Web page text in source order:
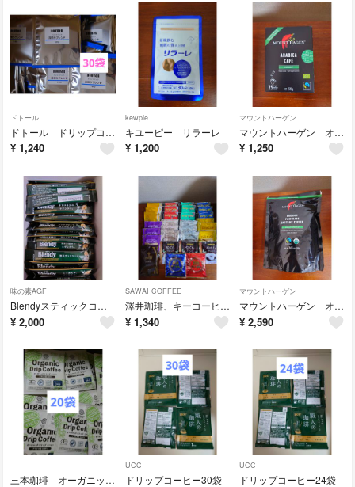
ドトール
ドトール ドリップコーヒー30袋
¥ 1,240
kewpie
キユーピー リラーレ
¥ 1,200
マウントハーゲン
マウントハーゲン オーガニック カフェインレスコーヒー
¥ 1,250
味の素AGF
Blendyスティックコーヒー 100本
¥ 2,000
SAWAI COFFEE
澤井珈琲、キーコーヒー ドリップコーヒー
¥ 1,340
マウントハーゲン
マウントハーゲン オーガニックカフェインレスコーヒー
¥ 2,590
三本珈琲 オーガニックドリップコーヒー
UCC
ドリップコーヒー30袋
UCC
ドリップコーヒー24袋